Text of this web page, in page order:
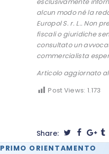
alcun modo né la
Europol S. r. L.. Non
fiscali o giuridiche
consultato un
commercialista
Articolo aggiornato al
Post Views: 1.173
Share:
PRIMO ORIENTAMENTO